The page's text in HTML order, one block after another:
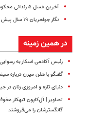
آخرین غسل ۵ زندانی محکوم به اعدام | این سکانس را ببینید
نگار جواهریان ۱۹ سال پیش در لباس عروسی | ببینید
در همین زمینه
رئیس آکادمی اسکار به
گفتگو با هلن میرن درباره
دنیای تازه و امروزی زنان در
تصاویر | آل‌کاپون تبهکار
گانگسترشان را می‌فروشند